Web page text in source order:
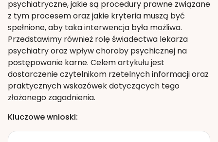
psychiatryczne, jakie są procedury prawne związane
z tym procesem oraz jakie kryteria muszą być
spełnione, aby taka interwencja była możliwa.
Przedstawimy również rolę świadectwa lekarza
psychiatry oraz wpływ choroby psychicznej na
postępowanie karne. Celem artykułu jest
dostarczenie czytelnikom rzetelnych informacji oraz
praktycznych wskazówek dotyczących tego
złożonego zagadnienia.
Kluczowe wnioski: